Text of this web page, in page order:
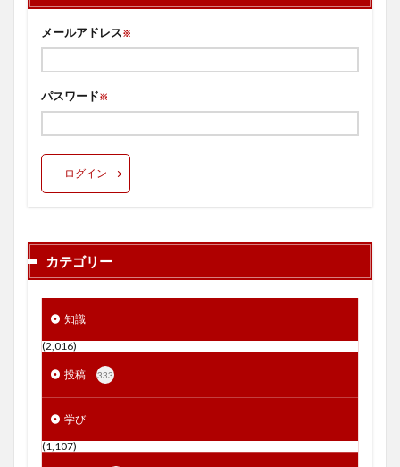
メールアドレス※
パスワード※
ログイン
カテゴリー
知識
(2,016)
投稿 333
学び
(1,107)